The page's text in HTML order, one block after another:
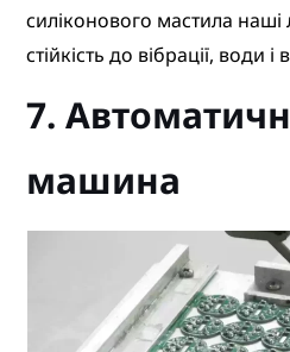
силіконового мастила
стійкість до вібрації, води
7.
машина